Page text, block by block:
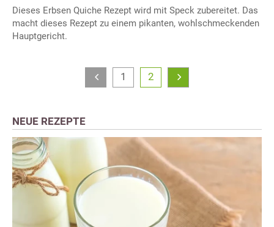
Dieses Erbsen Quiche Rezept wird mit Speck zubereitet. Das
macht dieses Rezept zu einem pikanten, wohlschmeckenden
Hauptgericht.
1 2
NEUE REZEPTE